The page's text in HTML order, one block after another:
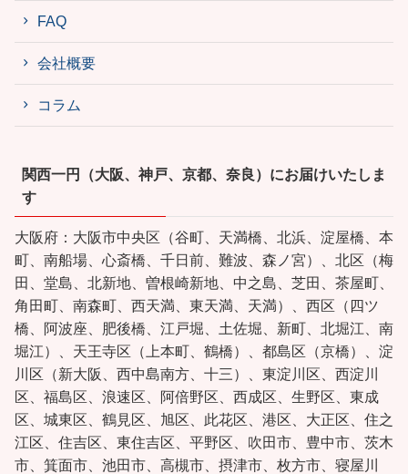
FAQ
会社概要
コラム
関西一円（大阪、神戸、京都、奈良）にお届けいたしま
す
大阪府：大阪市中央区（谷町、天満橋、北浜、淀屋橋、本
町、南船場、心斎橋、千日前、難波、森ノ宮）、北区（梅
田、堂島、北新地、曽根崎新地、中之島、芝田、茶屋町、
角田町、南森町、西天満、東天満、天満）、西区（四ツ
橋、阿波座、肥後橋、江戸堀、土佐堀、新町、北堀江、南
堀江）、天王寺区（上本町、鶴橋）、都島区（京橋）、淀
川区（新大阪、西中島南方、十三）、東淀川区、西淀川
区、福島区、浪速区、阿倍野区、西成区、生野区、東成
区、城東区、鶴見区、旭区、此花区、港区、大正区、住之
江区、住吉区、東住吉区、平野区、吹田市、豊中市、茨木
市、箕面市、池田市、高槻市、摂津市、枚方市、寝屋川